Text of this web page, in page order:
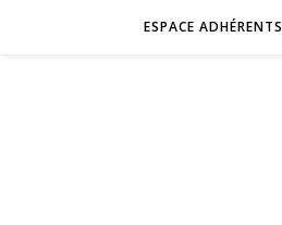
ESPACE ADHÉRENTS